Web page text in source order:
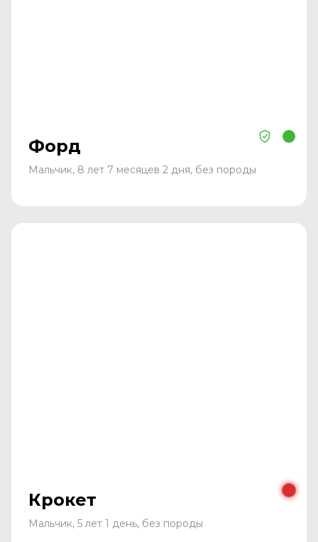
Форд
Мальчик, 8 лет 7 месяцев 2 дня, без породы
Крокет
Мальчик, 5 лет 1 день, без породы